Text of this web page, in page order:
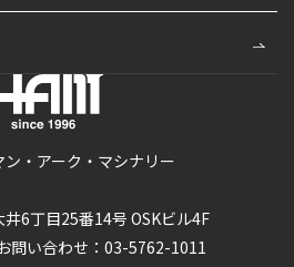
・アーク・マシナリー
6丁目25番14号 OSKビル4F
問い合わせ：03-5762-1011